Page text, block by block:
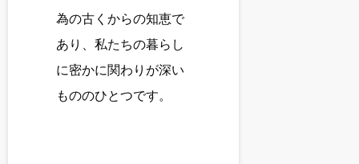
為の古くからの知恵で
あり、私たちの暮らし
に密かに関わりが深い
もののひとつです。